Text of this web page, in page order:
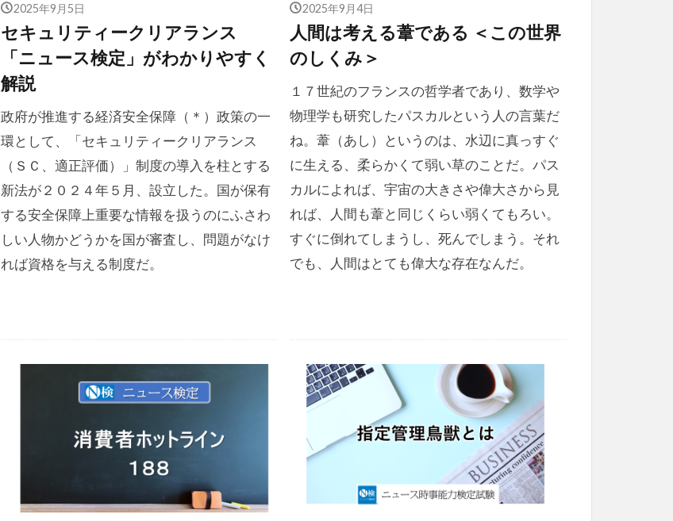
2025年9月5日
セキュリティークリアランス
「ニュース検定」がわかりやすく
解説
政府が推進する経済安全保障（＊）政策の一
環として、「セキュリティークリアランス
（ＳＣ、適正評価）」制度の導入を柱とする
新法が２０２４年５月、設立した。国が保有
する安全保障上重要な情報を扱うのにふさわ
しい人物かどうかを国が審査し、問題がなけ
れば資格を与える制度だ。
2025年9月4日
人間は考える葦である ＜この世界
のしくみ＞
１７世紀のフランスの哲学者であり、数学や
物理学も研究したパスカルという人の言葉だ
ね。葦（あし）というのは、水辺に真っすぐ
に生える、柔らかくて弱い草のことだ。パス
カルによれば、宇宙の大きさや偉大さから見
れば、人間も葦と同じくらい弱くてもろい。
すぐに倒れてしまうし、死んでしまう。それ
でも、人間はとても偉大な存在なんだ。